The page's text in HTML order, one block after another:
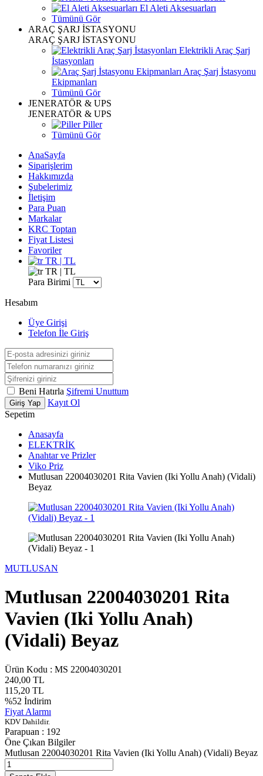
El Aleti Aksesuarları
Tümünü Gör
ARAÇ ŞARJ İSTASYONU
ARAÇ ŞARJ İSTASYONU
Elektrikli Araç Şarj
İstasyonları
Araç Şarj İstasyonu
Ekipmanları
Tümünü Gör
JENERATÖR & UPS
JENERATÖR & UPS
Piller
Tümünü Gör
AnaSayfa
Siparişlerim
Hakkımızda
Şubelerimiz
İletişim
Para Puan
Markalar
KRC Toptan
Fiyat Listesi
Favoriler
TR | TL
TR | TL
Para Birimi
Hesabım
Üye Girişi
Telefon İle Giriş
Beni Hatırla Şifremi Unuttum
Giriş Yap
Kayıt Ol
Sepetim
Anasayfa
ELEKTRİK
Anahtar ve Prizler
Viko Priz
Mutlusan 22004030201 Rita Vavien (Iki Yollu Anah) (Vidali)
Beyaz
MUTLUSAN
Mutlusan 22004030201 Rita
Vavien (Iki Yollu Anah)
(Vidali) Beyaz
Ürün Kodu : MS 22004030201
240,00 TL
115,20 TL
%52 İndirim
Fiyat Alarmı
KDV Dahildir.
Parapuan : 192
Öne Çıkan Bilgiler
Mutlusan 22004030201 Rita Vavien (Iki Yollu Anah) (Vidali) Beyaz